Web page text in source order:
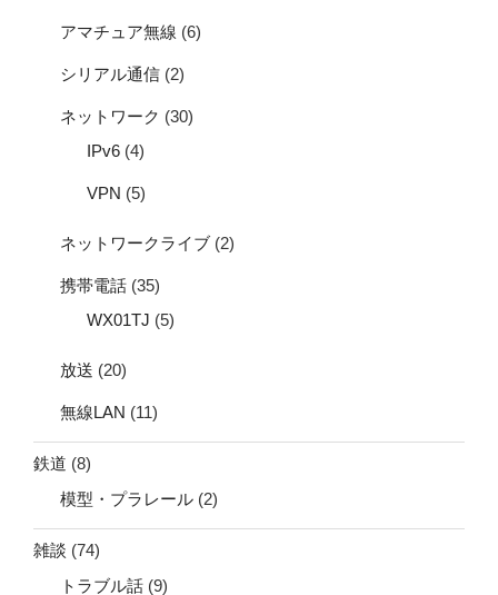
アマチュア無線 (6)
シリアル通信 (2)
ネットワーク (30)
IPv6 (4)
VPN (5)
ネットワークライブ (2)
携帯電話 (35)
WX01TJ (5)
放送 (20)
無線LAN (11)
鉄道 (8)
模型・プラレール (2)
雑談 (74)
トラブル話 (9)